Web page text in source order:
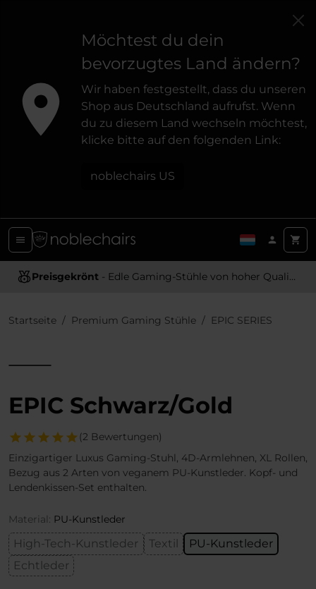
Möchtest du dein
bevorzugtes Land ändern?
Wir haben festgestellt, dass du unseren
Shop aus Deutschland aufrufst. Wenn
du zu diesem Land wechseln möchtest,
klicke bitte auf den folgenden Link:
noblechairs US
Preisgekrönt - Edle Gaming-Stühle von hoher Qualität
Ergonomisches Design- Bietet optimale Unterstützung und Komfort
Startseite Premium Gaming Stühle EPIC SERIES
EPIC Schwarz/Gold
(2 Bewertungen)
Einzigartiger Luxus Gaming-Stuhl, 4D-Armlehnen, XL Rollen,
Bezug aus 2 Arten von veganem PU-Kunstleder. Kopf- und
Lendenkissen-Set enthalten.
Material: PU-Kunstleder
High-Tech-Kunstleder Textil
PU-Kunstleder
Echtleder